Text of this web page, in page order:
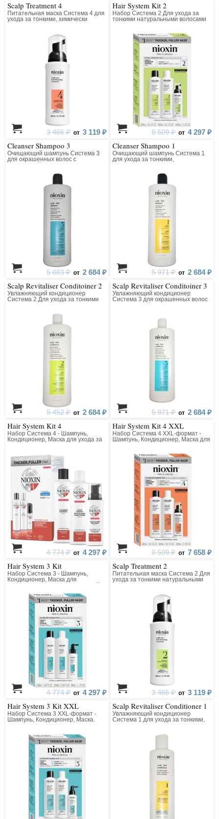
Scalp Treatment 4
Питательная маска Система 4 для
ухода за тонкими, химически
3 466 ₽ от 3 119 ₽
Hair System Kit 2
Набор Система 2 Для ухода за
тонкими натуральными волосами
8 509 ₽ от 4 297 ₽
Cleanser Shampoo 3
Очищающий шампунь Система 3
для окрашенных волос с
5 083 ₽ от 2 684 ₽
Cleanser Shampoo 1
Очищающий шампунь Система 1
для ухода за тонкими,
5 971 ₽ от 2 684 ₽
Scalp Revitaliser Conditoiner 2
Увлажняющий кондиционер
Система 2 Для ухода за тонкими
5 452 ₽ от 2 684 ₽
Scalp Revitaliser Conditoiner 3
Увлажняющий кондиционер
Система 3 для окрашенных волос
5 971 ₽ от 2 684 ₽
Hair System Kit 4
Набор Система 4 - Шампунь,
Кондиционер, Маска для ухода за
(окрашенными); (заметно
редеющими)
4 774 ₽ от 4 297 ₽
Hair System Kit 4 XXL
Набор Система 4 XXL-формат -
Шампунь, Кондиционер, Маска для
(окрашенными); (заметно
редеющими)
8 509 ₽ от 7 658 ₽
Hair System 3 Kit
Набор Система 3 - Шампунь,
Кондиционер, Маска для
окрашенных волос с тенденцией к
4 774 ₽ от 4 297 ₽
Scalp Treatment 2
Питательная маска Система 2 Для
ухода за тонкими натуральными
3 466 ₽ от 3 119 ₽
Hair System 3 Kit XXL
Набор Система 3 XXL-формат -
Шампунь, Кондиционер, Маска.
Scalp Revitaliser Conditioner 1
Увлажняющий кондиционер
Система 1 для ухода за тонкими,